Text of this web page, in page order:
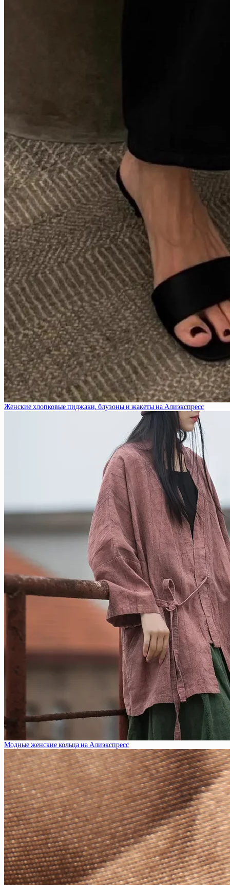
Женские хлопковые пиджаки, блузоны и жакеты на Алиэкспресс
Модные женские кольца на Алиэкспресс